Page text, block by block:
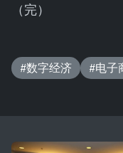
（完）
#数字经济 #电子